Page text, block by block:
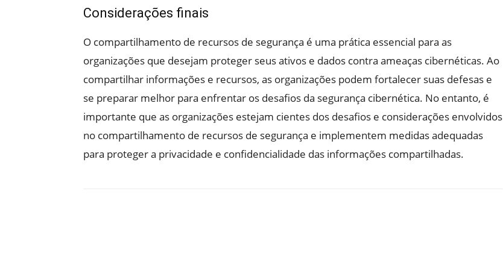
Considerações finais
O compartilhamento de recursos de segurança é uma prática essencial para as
organizações que desejam proteger seus ativos e dados contra ameaças cibernéticas. Ao
compartilhar informações e recursos, as organizações podem fortalecer suas defesas e
se preparar melhor para enfrentar os desafios da segurança cibernética. No entanto, é
importante que as organizações estejam cientes dos desafios e considerações envolvidos
no compartilhamento de recursos de segurança e implementem medidas adequadas
para proteger a privacidade e confidencialidade das informações compartilhadas.